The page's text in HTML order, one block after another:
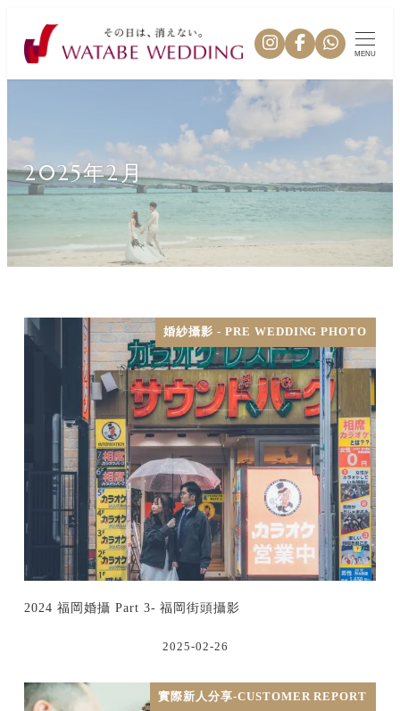
MENU
2025年2月
婚紗攝影 - PRE WEDDING PHOTO
2024 福岡婚攝 Part 3- 福岡街頭攝影
2025-02-26
實際新人分享-CUSTOMER REPORT